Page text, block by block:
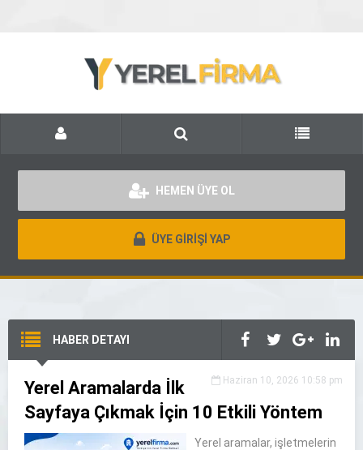
HEMEN ÜYE OL
ÜYE GİRİŞİ YAP
HABER DETAYI
Haziran 10, 2026 10:58 pm
Yerel Aramalarda İlk
Sayfaya Çıkmak İçin 10 Etkili Yöntem
Yerel aramalar, işletmelerin